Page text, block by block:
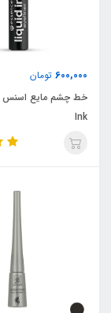
600,000 تومان
Ink